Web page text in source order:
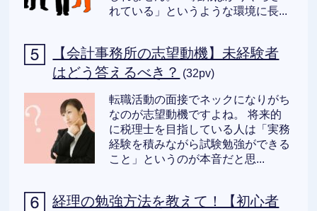
れている」というような環境に長...
【会計事務所の志望動機】未経験者
はどう答えるべき？ (32pv)
転職活動の面接でネックになりがち
なのが志望動機ですよね。 将来的
に税理士を目指している人は「実務
経験を積みながら試験勉強ができる
こと」というのが本音だと思...
経理の勉強方法を教えて！【初心者